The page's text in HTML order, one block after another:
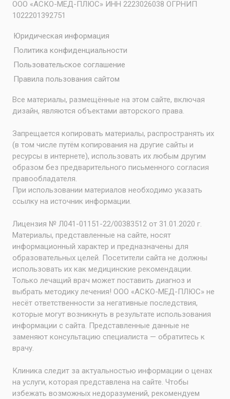
ООО «АСКО-МЕД-ПЛЮС» ИНН 2223026038 ОГРНИП
1022201392751
Юридическая информация
Политика конфиденциальности
Пользовательское соглашение
Правила пользования сайтом
Все материалы, размещённые на этом сайте, включая
дизайн, являются объектами авторского права.
Запрещается копировать материалы, распространять их
(в том числе путём копирования на другие сайты и
ресурсы в интернете), использовать их любым другим
образом без предварительного письменного согласия
правообладателя.
При использовании материалов необходимо указать
ссылку на источник информации.
Лицензия № Л041-01151-22/00383512 от 31.01.2020 г.
Материалы, представленные на сайте, носят
информационный характер и предназначены для
образовательных целей. Посетители сайта не должны
использовать их как медицинские рекомендации.
Только лечащий врач может поставить диагноз и
выбрать методику лечения! ООО «АСКО-МЕД-ПЛЮС» не
несёт ответственности за негативные последствия,
которые могут возникнуть в результате использования
информации с сайта. Представленные данные не
заменяют консультацию специалиста — обратитесь к
врачу.
Клиника следит за актуальностью информации о ценах
на услуги, которая представлена на сайте. Чтобы
избежать возможных недоразумений, рекомендуем